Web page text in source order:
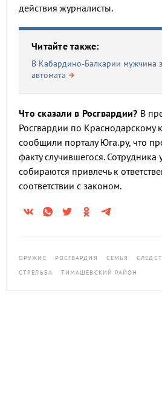
действия журналисты.
Читайте также:
В Кабардино-Балкарии мужчина
автомата
Что сказали в Росгвардии? В
Росгвардии по Краснодарскому
сообщили порталу Юга.ру, что
факту случившегося. Сотрудника
собираются привлечь к
соответствии с законом.
ОРУЖИЕ РОСГВАРДИЯ СЕМЬЯ
СТРЕЛЬБА
ТИМАШЕВСКИЙ РАЙОН